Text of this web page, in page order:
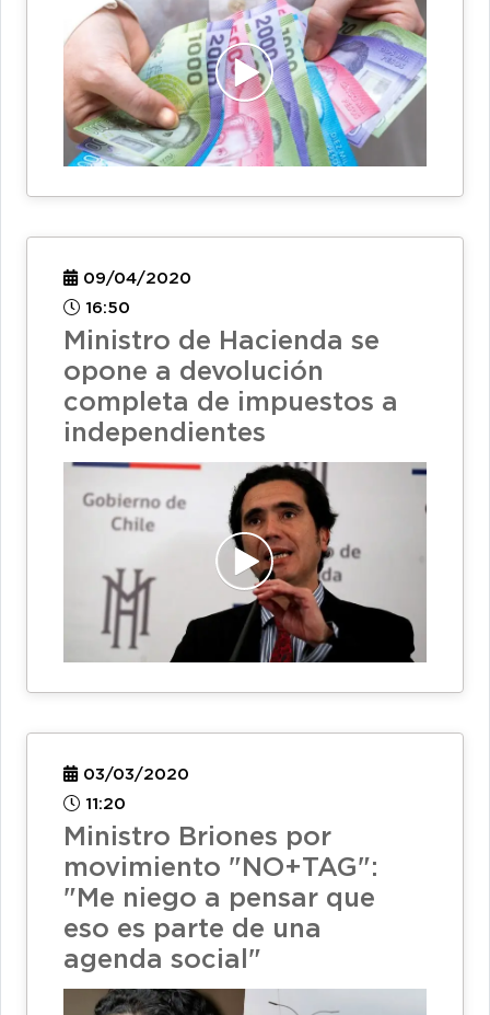
09/04/2020
16:50
Ministro de Hacienda se
opone a devolución
completa de impuestos a
independientes
03/03/2020
11:20
Ministro Briones por
movimiento "NO+TAG":
"Me niego a pensar que
eso es parte de una
agenda social"